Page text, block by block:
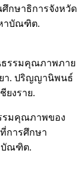
กษาธิการจังหวัด
าบัณฑิต.
ธรรมคุณภาพภาย
ยา. ปริญญานิพนธ์
ยงราย.
รมคุณภาพของ
การศึกษา
บัณฑิต.